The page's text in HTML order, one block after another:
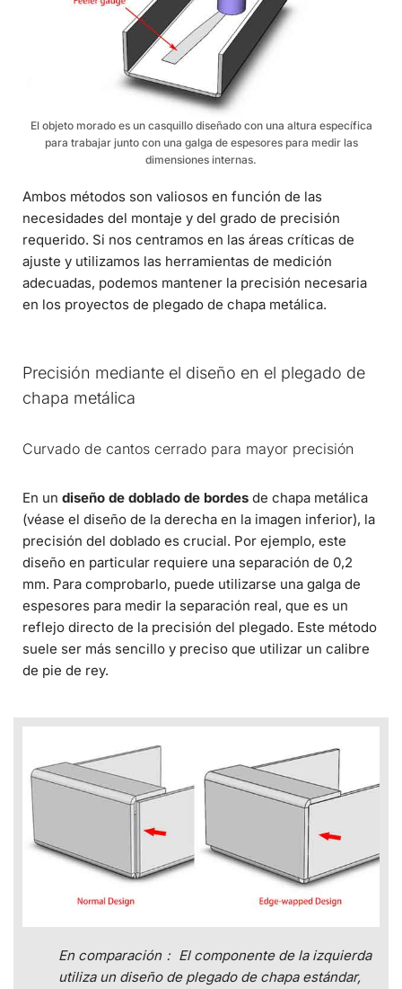
El objeto morado es un casquillo diseñado con una altura específica
para trabajar junto con una galga de espesores para medir las
dimensiones internas.
Ambos métodos son valiosos en función de las
necesidades del montaje y del grado de precisión
requerido. Si nos centramos en las áreas críticas de
ajuste y utilizamos las herramientas de medición
adecuadas, podemos mantener la precisión necesaria
en los proyectos de plegado de chapa metálica.
Precisión mediante el diseño en el plegado de
chapa metálica
Curvado de cantos cerrado para mayor precisión
En un diseño de doblado de bordes de chapa metálica
(véase el diseño de la derecha en la imagen inferior), la
precisión del doblado es crucial. Por ejemplo, este
diseño en particular requiere una separación de 0,2
mm. Para comprobarlo, puede utilizarse una galga de
espesores para medir la separación real, que es un
reflejo directo de la precisión del plegado. Este método
suele ser más sencillo y preciso que utilizar un calibre
de pie de rey.
En comparación： El componente de la izquierda
utiliza un diseño de plegado de chapa estándar,